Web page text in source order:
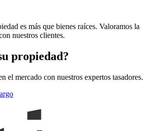
es más que bienes raíces. Valoramos la
nuestros clientes.
propiedad?
el mercado con nuestros expertos tasadores.